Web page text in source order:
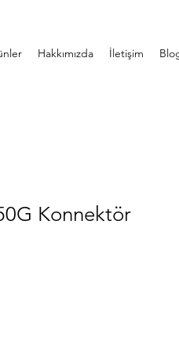
Hakkımızda İletişim
Konnektör